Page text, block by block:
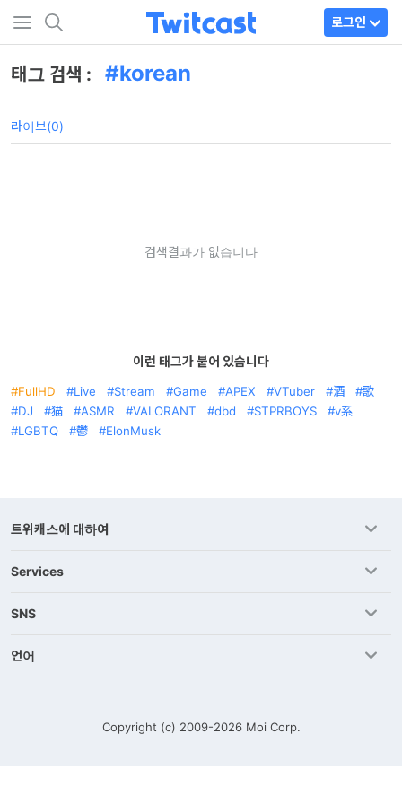
로그인
태그 검색 : korean
라이브(0)
검색결과가 없습니다
이런 태그가 붙어 있습니다
FullHD Live Stream Game APEX VTuber 酒
歌
DJ
猫 ASMR VALORANT dbd STPRBOYS
v系
LGBTQ
鬱 ElonMusk
트위캐스에 대하여
Services
SNS
언어
Copyright (c) 2009-2026 Moi Corp.